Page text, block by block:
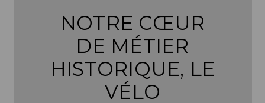
NOTRE CŒUR
DE MÉTIER
HISTORIQUE, LE
VÉLO